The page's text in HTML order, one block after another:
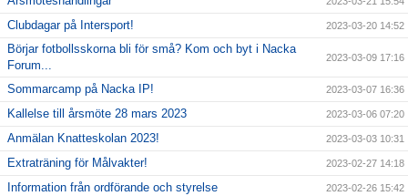
Clubdagar på Intersport! 2023-03-20 14:52
Börjar fotbollsskorna bli för små? Kom och byt i Nacka
Forum...
2023-03-09 17:16
Sommarcamp på Nacka IP! 2023-03-07 16:36
Kallelse till årsmöte 28 mars 2023 2023-03-06 07:20
Anmälan Knatteskolan 2023! 2023-03-03 10:31
Extraträning för Målvakter! 2023-02-27 14:18
Information från ordförande och styrelse 2023-02-26 15:42